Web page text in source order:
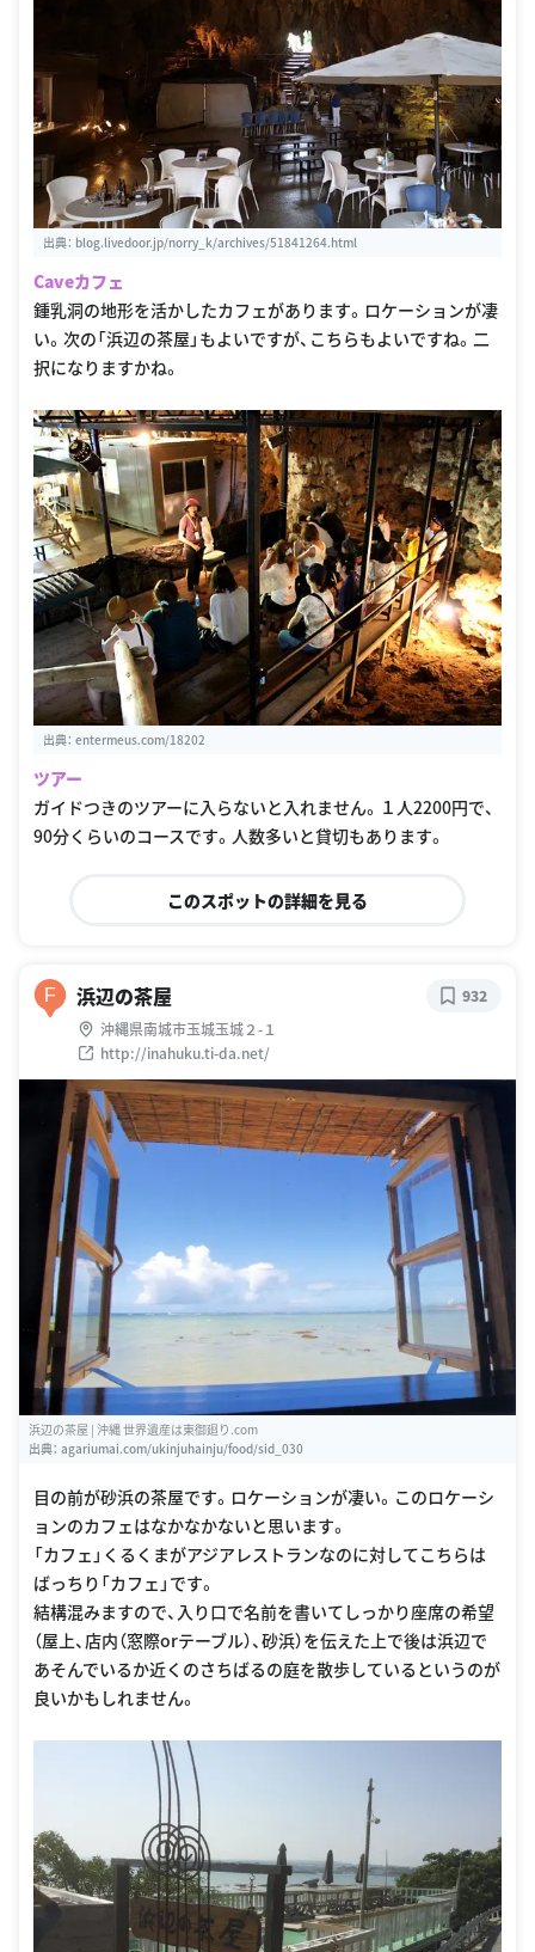
出典： blog.livedoor.jp/norry_k/archives/51841264.html
Caveカフェ
鍾乳洞の地形を活かしたカフェがあります。ロケーションが凄
い。次の「浜辺の茶屋」もよいですが、こちらもよいですね。二
択になりますかね。
出典： entermeus.com/18202
ツアー
ガイドつきのツアーに入らないと入れません。１人2200円で、
90分くらいのコースです。人数多いと貸切もあります。
このスポットの詳細を見る
F 浜辺の茶屋
沖縄県南城市玉城玉城２-１
http://inahuku.ti-da.net/
932
浜辺の茶屋 | 沖縄 世界遺産は東御廻り.com
出典： agariumai.com/ukinjuhainju/food/sid_030
目の前が砂浜の茶屋です。ロケーションが凄い。このロケーシ
ョンのカフェはなかなかないと思います。
「カフェ」くるくまがアジアレストランなのに対してこちらは
ばっちり「カフェ」です。
結構混みますので、入り口で名前を書いてしっかり座席の希望
（屋上、店内（窓際orテーブル）、砂浜）を伝えた上で後は浜辺で
あそんでいるか近くのさちばるの庭を散歩しているというのが
良いかもしれません。